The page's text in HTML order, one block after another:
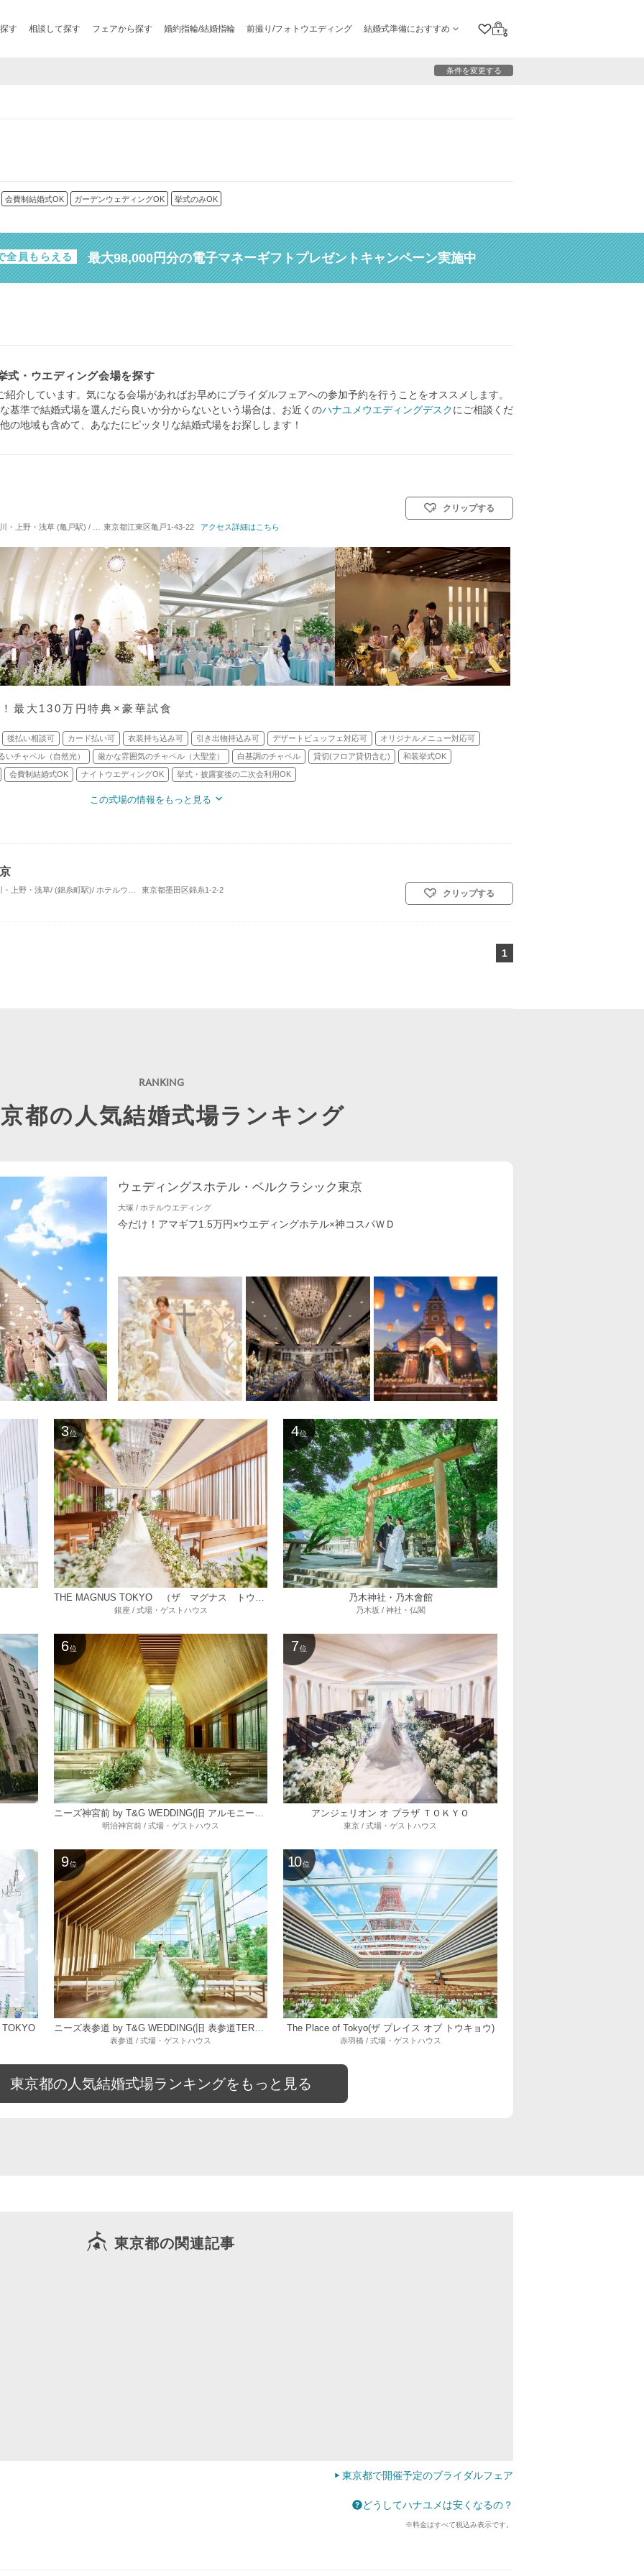
す 相談して探す フェアから探す 婚約指輪/結婚指輪 前撮り/フォトウエディング 結婚式準備におすすめ
クリップリスト
ログイン
条件を変更する
会費制結婚式OK ガーデンウェディングOK 挙式のみOK
全員もらえる 最大98,000円分の電子マネーギフトプレゼントキャンペーン実施中
式・ウエディング会場を探す
介しています。気になる会場があればお早めにブライダルフェアへの参加予約を行うことをオススメします。
基準で結婚式場を選んだら良いか分からないという場合は、お近くのハナユメウエディングデスクにご相談くだ
の地域も含めて、あなたにピッタリな結婚式場をお探しします！
草 (亀戸駅) / 式場・ゲストハウス 対応人数: 着席：40名 ～ 250名 挙式スタイル: 教会式(キリスト教式)／神前式／人前式／仏前式／和装人前式
東京都江東区亀戸1-43-22 アクセス詳細はこちら
クリップする
最大130万円特典×豪華試食
後払い相談可 カード払い可 衣装持ち込み可 引き出物持込み可 デザートビュッフェ対応可 オリジナルメニュー対応可
いチャペル（自然光） 厳かな雰囲気のチャペル（大聖堂） 白基調のチャペル 貸切(フロア貸切含む) 和装挙式OK
会費制結婚式OK ナイトウエディングOK 挙式・披露宴後の二次会利用OK
この式場の情報をもっと見る
東京都墨田区錦糸1-2-2 クリップする
1
都の人気結婚式場ランキング
ウェディングスホテル・ベルクラシック東京
大塚 / ホテルウエディング
今だけ！アマギフ1.5万円×ウエディングホテル×神コスパＷＤ
3 位
THE MAGNUS TOKYO （ザ マグナス トウキョウ）
銀座 / 式場・ゲストハウス
4 位
乃木神社・乃木會館
乃木坂 / 神社・仏閣
6 位
明治神宮前 / 式場・ゲストハウス
7 位
アンジェリオン オ プラザ ＴＯＫＹＯ
東京 / 式場・ゲストハウス
9 位
ニーズ表参道 by T&G WEDDING(旧 表参道TERRACE)
表参道 / 式場・ゲストハウス
10 位
The Place of Tokyo(ザ プレイス オブ トウキョウ)
赤羽橋 / 式場・ゲストハウス
東京都の人気結婚式場ランキングをもっと見る
東京都の関連記事
東京都で開催予定のブライダルフェア
どうしてハナユメは安くなるの？
※料金はすべて税込み表示です。